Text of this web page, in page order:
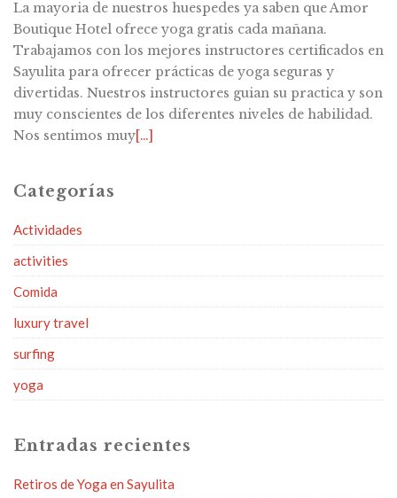
La mayoria de nuestros huespedes ya saben que Amor
Boutique Hotel ofrece yoga gratis cada mañana.
Trabajamos con los mejores instructores certificados en
Sayulita para ofrecer prácticas de yoga seguras y
divertidas. Nuestros instructores guian su practica y son
muy conscientes de los diferentes niveles de habilidad.
Nos sentimos muy[…]
Categorías
Actividades
activities
Comida
luxury travel
surfing
yoga
Entradas recientes
Retiros de Yoga en Sayulita